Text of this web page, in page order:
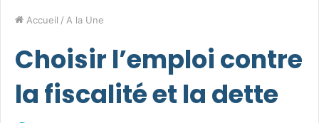
Accueil / A la Une
Choisir l’emploi contre
la fiscalité et la dette